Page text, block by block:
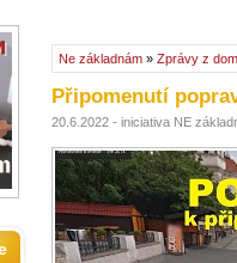
Ne základnám » Zprávy z
Připomenutí
20.6.2022 - iniciativa NE